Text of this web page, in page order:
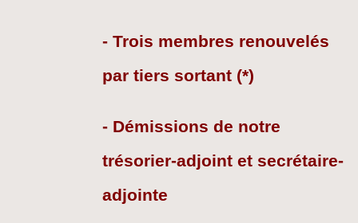
- Trois membres renouvelés
par tiers sortant (*)
- Démissions de notre
trésorier-adjoint et secrétaire-
adjointe